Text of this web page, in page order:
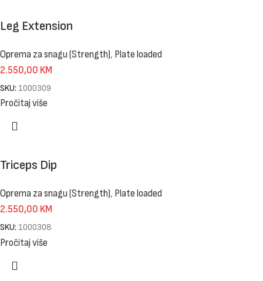
Leg Extension
Oprema za snagu (Strength), Plate loaded
2.550,00 KM
SKU: 1000309
Pročitaj više
Triceps Dip
Oprema za snagu (Strength), Plate loaded
2.550,00 KM
SKU: 1000308
Pročitaj više